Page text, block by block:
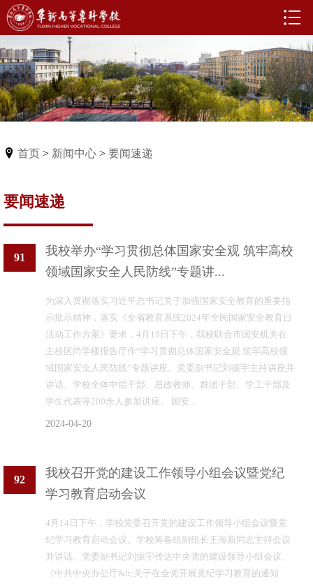
首页 > 新闻中心 > 要闻速递
要闻速递
91
我校举办“学习贯彻总体国家安全观 筑牢高校
领域国家安全人民防线”专题讲...
为深入贯彻落实习近平总书记关于加强国家安全教育的重要指
示批示精神，落实《全省教育系统2024年全民国家安全教育日
活动工作方案》要求，4月19日下午，我校联合市国安机关在
主校区尚学楼报告厅作“学习贯彻总体国家安全观 筑牢高校领
域国家安全人民防线”专题讲座。党委副书记刘振宇主持讲座并
讲话。学校全体中层干部、思政教师、群团干部、学工干部及
学生代表等200余人参加讲座。 国安...
2024-04-20
92
我校召开党的建设工作领导小组会议暨党纪
学习教育启动会议
4月14日下午，学校党委召开党的建设工作领导小组会议暨党
纪学习教育启动会议。学校筹备组副组长王海新同志主持会议
并讲话。党委副书记刘振宇传达中央党的建设领导小组会议、
《中共中央办公厅&lt;关于在全党开展党纪学习教育的通知